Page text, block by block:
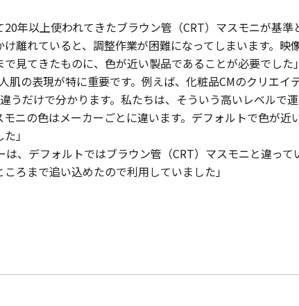
20年以上使われてきたブラウン管（CRT）マスモニが基準
離れていると、調整作業が困難になってしまいます。映
見てきたものに、色が近い製品であることが必要でした」
肌の表現が特に重要です。例えば、化粧品CMのクリエイ
うだけで分かります。私たちは、そういう高いレベルで運
モニの色はメーカーごとに違います。デフォルトで色が近
」
は、デフォルトではブラウン管（CRT）マスモニと違って
ろまで追い込めたので利用していました」